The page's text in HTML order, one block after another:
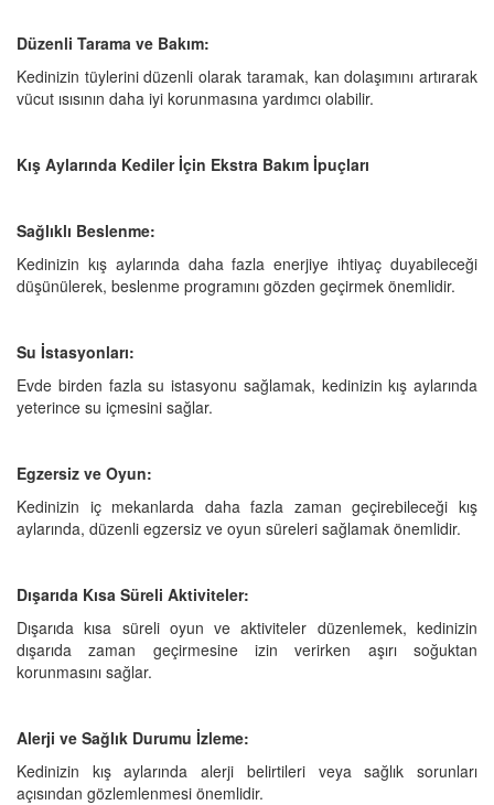
Düzenli Tarama ve Bakım:
Kedinizin tüylerini düzenli olarak taramak, kan dolaşımını artırarak
vücut ısısının daha iyi korunmasına yardımcı olabilir.
Kış Aylarında Kediler İçin Ekstra Bakım İpuçları
Sağlıklı Beslenme:
Kedinizin kış aylarında daha fazla enerjiye ihtiyaç duyabileceği
düşünülerek, beslenme programını gözden geçirmek önemlidir.
Su İstasyonları:
Evde birden fazla su istasyonu sağlamak, kedinizin kış aylarında
yeterince su içmesini sağlar.
Egzersiz ve Oyun:
Kedinizin iç mekanlarda daha fazla zaman geçirebileceği kış
aylarında, düzenli egzersiz ve oyun süreleri sağlamak önemlidir.
Dışarıda Kısa Süreli Aktiviteler:
Dışarıda kısa süreli oyun ve aktiviteler düzenlemek, kedinizin
dışarıda zaman geçirmesine izin verirken aşırı soğuktan
korunmasını sağlar.
Alerji ve Sağlık Durumu İzleme:
Kedinizin kış aylarında alerji belirtileri veya sağlık sorunları
açısından gözlemlenmesi önemlidir.